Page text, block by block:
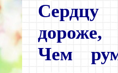
дороже,
Чем